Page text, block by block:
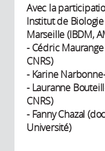
Avec la
Institut de
Marseille (IBDM,
- Cédric
CNRS)
- Karine
- Lauranne
CNRS)
- Fanny Chazal
Université)